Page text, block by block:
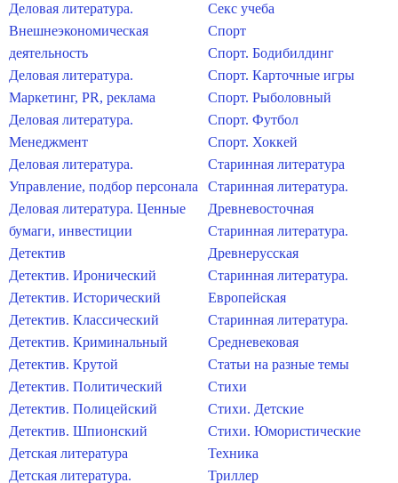
Деловая литература.
Внешнеэкономическая
деятельность
Деловая литература.
Маркетинг, PR, реклама
Деловая литература.
Менеджмент
Деловая литература.
Управление, подбор персонала
Деловая литература. Ценные
бумаги, инвестиции
Детектив
Детектив. Иронический
Детектив. Исторический
Детектив. Классический
Детектив. Криминальный
Детектив. Крутой
Детектив. Политический
Детектив. Полицейский
Детектив. Шпионский
Детская литература
Детская литература.
Секс учеба
Спорт
Спорт. Бодибилдинг
Спорт. Карточные игры
Спорт. Рыболовный
Спорт. Футбол
Спорт. Хоккей
Старинная литература
Старинная литература.
Древневосточная
Старинная литература.
Древнерусская
Старинная литература.
Европейская
Старинная литература.
Средневековая
Статьи на разные темы
Стихи
Стихи. Детские
Стихи. Юмористические
Техника
Триллер